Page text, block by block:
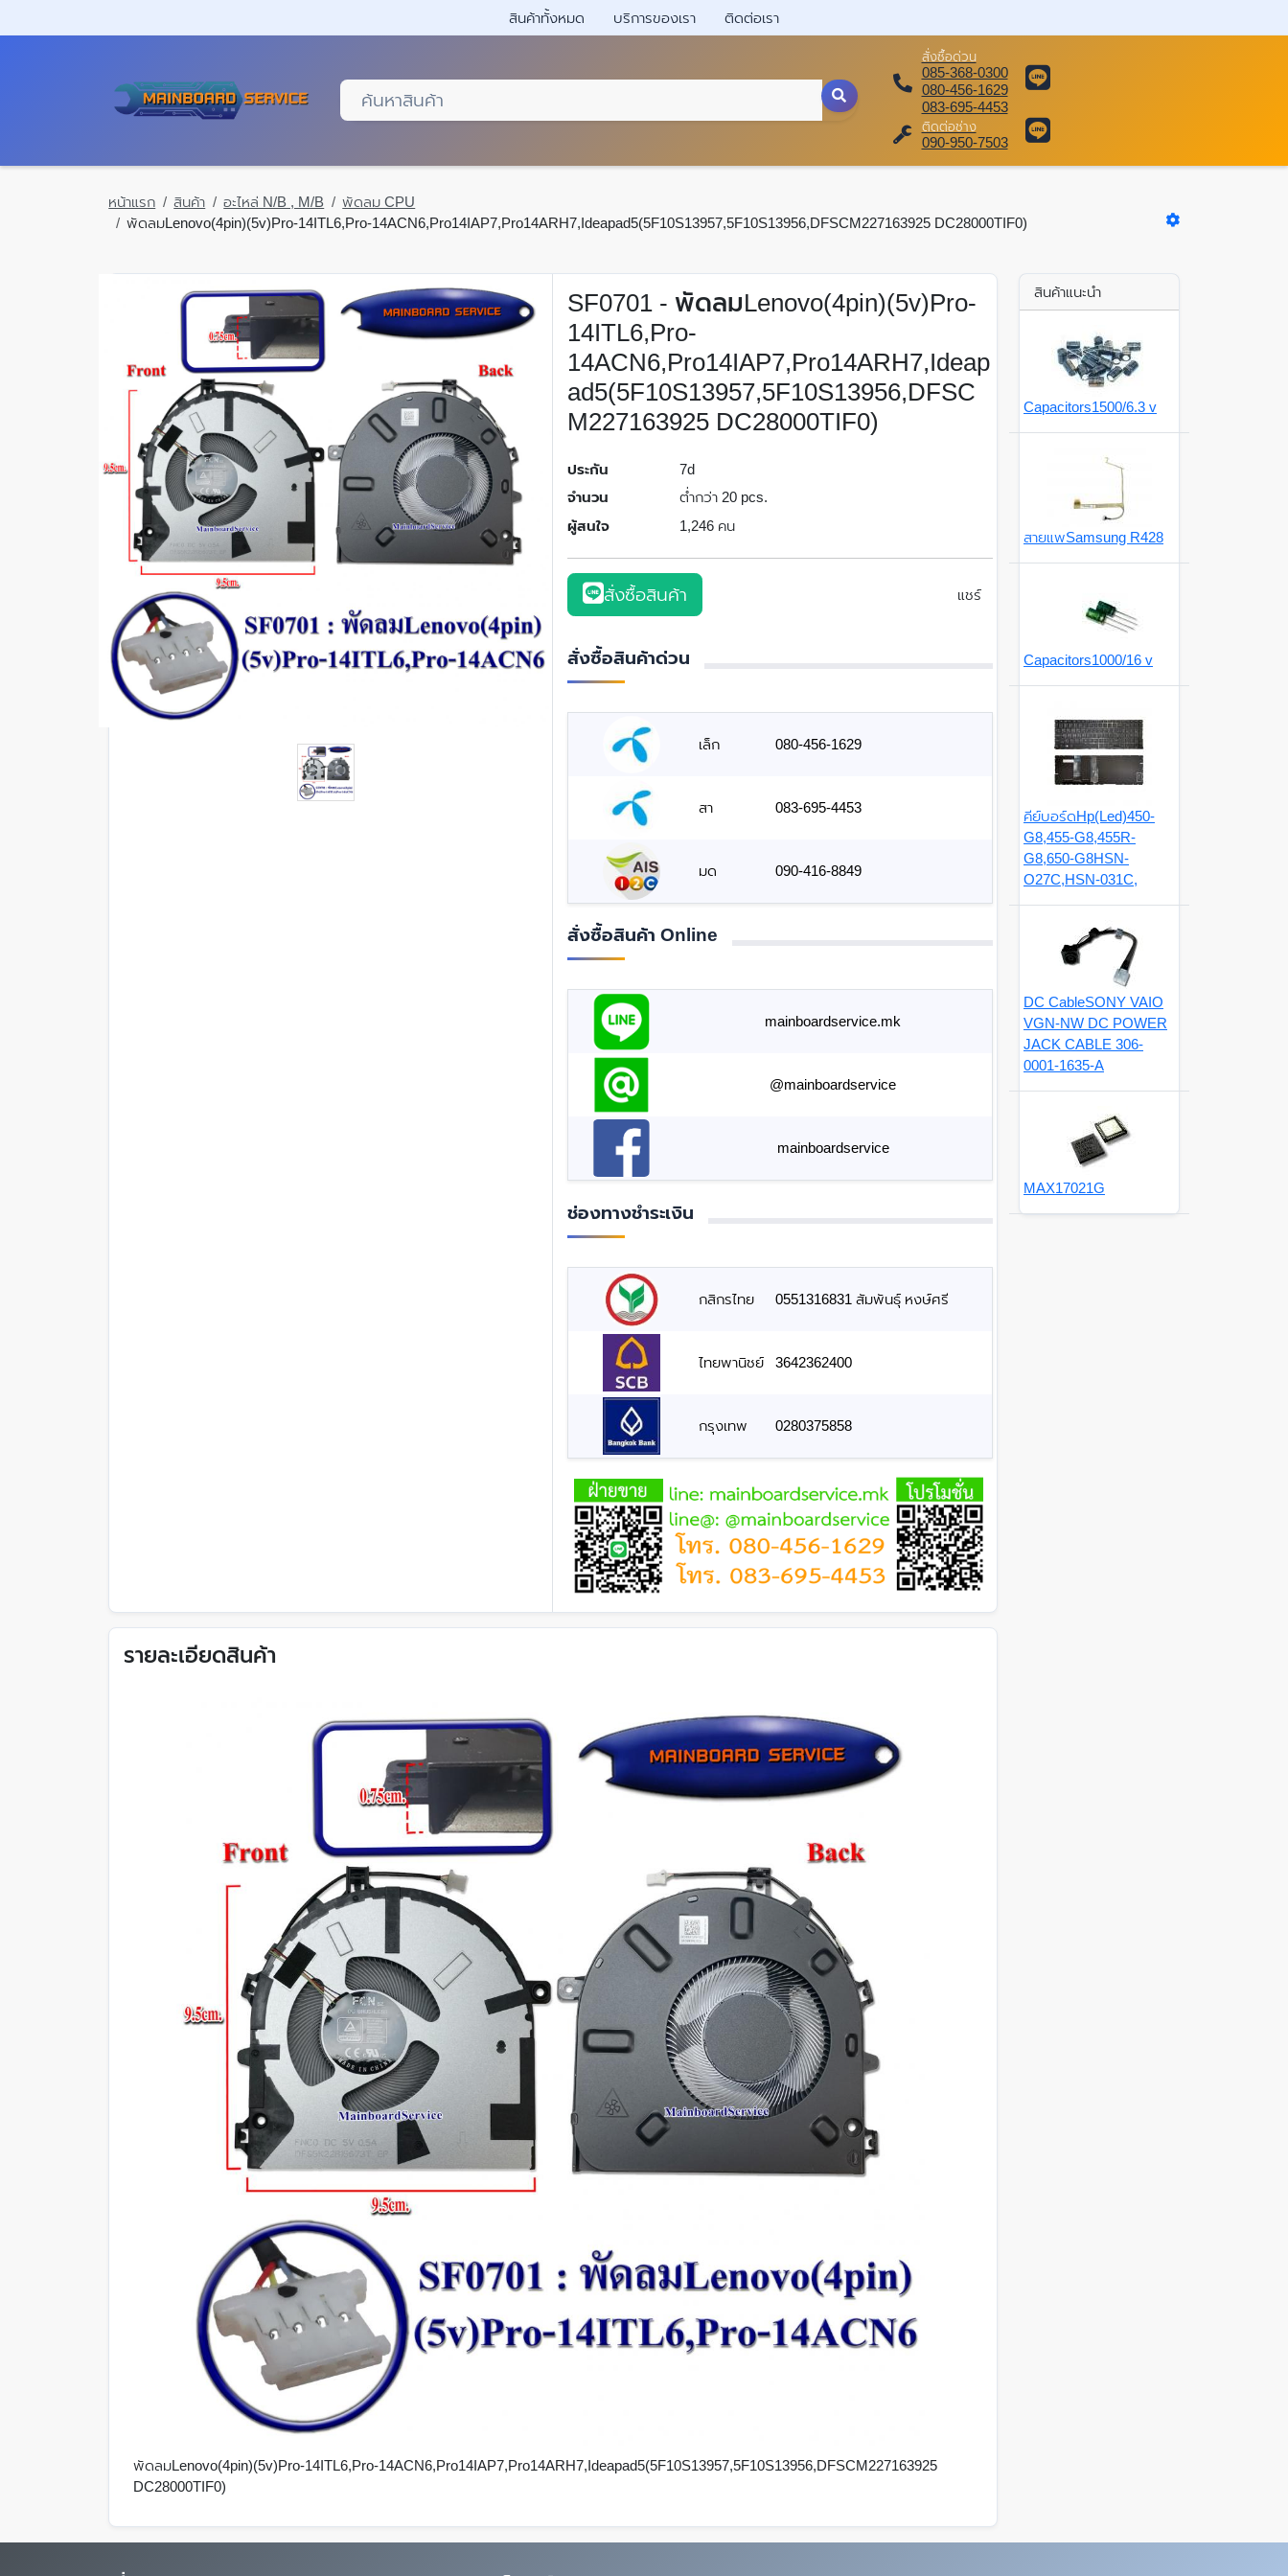
สินค้าทั้งหมด บริการของเรา ติดต่อเรา
สั่งซื้อด่วน
085-368-0300
080-456-1629
083-695-4453
ติดต่อช่าง
090-950-7503
หน้าแรก สินค้า อะไหล่ N/B , M/B
พัดลม CPU
พัดลมLenovo(4pin)(5v)Pro-14ITL6,Pro-14ACN6,Pro14IAP7,Pro14ARH7,Ideapad5(5F10S13957,5F10S13956,DFSCM227163925 DC28000TIF0)
SF0701 - พัดลมLenovo(4pin)(5v)Pro-
14ITL6,Pro-
14ACN6,Pro14IAP7,Pro14ARH7,Ideap
ad5(5F10S13957,5F10S13956,DFSC
M227163925 DC28000TIF0)
ประกัน
7d
จำนวน
ต่ำกว่า 20 pcs.
ผู้สนใจ
1,246 คน
สั่งซื้อสินค้า แชร์
สั่งซื้อสินค้าด่วน
เล็ก 080-456-1629
สา 083-695-4453
มด 090-416-8849
สั่งซื้อสินค้า Online
mainboardservice.mk
@mainboardservice
mainboardservice
ช่องทางชำระเงิน
กสิกรไทย 0551316831 สัมพันธุ์ หงษ์ศรี
ไทยพานิชย์ 3642362400
กรุงเทพ 0280375858
รายละเอียดสินค้า
พัดลมLenovo(4pin)(5v)Pro-14ITL6,Pro-14ACN6,Pro14IAP7,Pro14ARH7,Ideapad5(5F10S13957,5F10S13956,DFSCM227163925
DC28000TIF0)
สินค้าแนะนำ
Capacitors1500/6.3 v
สายแพSamsung R428
Capacitors1000/16 v
คีย์บอร์ดHp(Led)450-
G8,455-G8,455R-
G8,650-G8HSN-
O27C,HSN-031C,
DC CableSONY VAIO
VGN-NW DC POWER
JACK CABLE 306-
0001-1635-A
MAX17021G